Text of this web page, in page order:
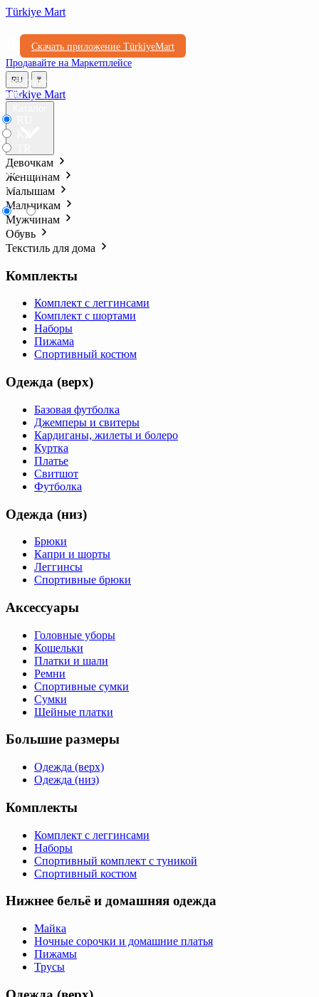
Türkiye Mart
Скачать приложение TürkiyeMart
Продавайте на Маркетплейсе
RU ₸
₸ ₺l
Türkiye Mart
Девочкам
Женщинам
Малышам
Мальчикам
Мужчинам
Обувь
Текстиль для дома
Комплекты
Комплект с леггинсами
Комплект с шортами
Наборы
Пижама
Спортивный костюм
Одежда (верх)
Базовая футболка
Джемперы и свитеры
Кардиганы, жилеты и болеро
Куртка
Платье
Свитшот
Футболка
Одежда (низ)
Брюки
Капри и шорты
Леггинсы
Спортивные брюки
Аксессуары
Головные уборы
Кошельки
Платки и шали
Ремни
Спортивные сумки
Сумки
Шейные платки
Большие размеры
Одежда (верх)
Одежда (низ)
Комплекты
Комплект с леггинсами
Наборы
Спортивный комплект с туникой
Спортивный костюм
Нижнее бельё и домашняя одежда
Майка
Ночные сорочки и домашние платья
Пижамы
Трусы